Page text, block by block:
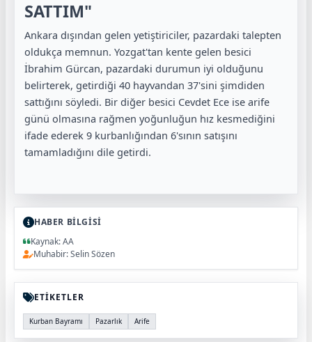
SATTIM"
Ankara dışından gelen yetiştiriciler, pazardaki talepten
oldukça memnun. Yozgat'tan kente gelen besici
İbrahim Gürcan, pazardaki durumun iyi olduğunu
belirterek, getirdiği 40 hayvandan 37'sini şimdiden
sattığını söyledi. Bir diğer besici Cevdet Ece ise arife
günü olmasına rağmen yoğunluğun hız kesmediğini
ifade ederek 9 kurbanlığından 6'sının satışını
tamamladığını dile getirdi.
HABER BİLGİSİ
Kaynak: AA
Muhabir: Selin Sözen
ETİKETLER
Kurban Bayramı Pazarlık Arife